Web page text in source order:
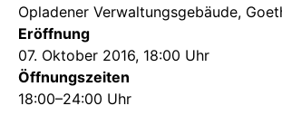
Opladener Verwaltungsgebäude,
Eröffnung
07. Oktober 2016, 18:00 Uhr
Öffnungszeiten
18:00–24:00 Uhr